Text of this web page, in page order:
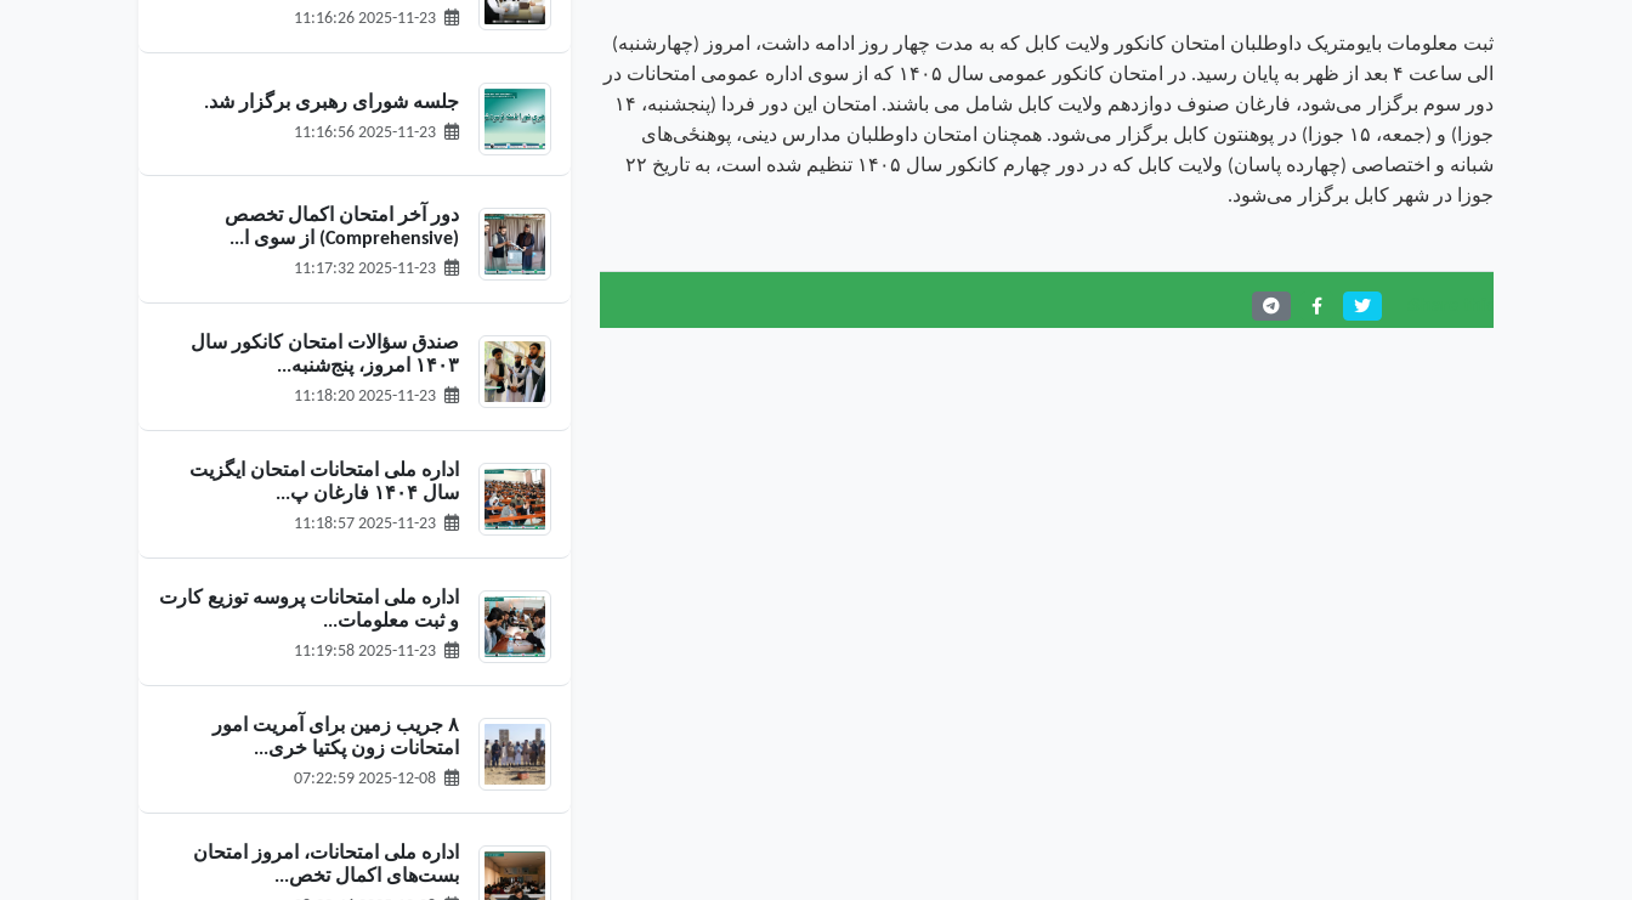
ثبت معلومات بایومتریک داوطلبان امتحان کانکور ولایت کابل که به مدت چهار روز ادامه داشت، امروز (چهارشنبه)
الی ساعت ۴ بعد از ظهر به پایان رسید. در امتحان کانکور عمومی سال ۱۴۰۵ که از سوی اداره عمومی امتحانات در
دور سوم برگزار می‌شود، فارغان صنوف دوازدهم ولایت کابل شامل می باشند. امتحان این دور فردا (پنجشنبه، ۱۴
جوزا) و (جمعه، ۱۵ جوزا) در پوهنتون کابل برگزار می‌شود. همچنان امتحان داوطلبان مدارس دینی، پوهنځی‌های
شبانه و اختصاصی (چهارده پاسان) ولایت کابل که در دور چهارم کانکور سال ۱۴۰۵ تنظیم شده است، به تاریخ ۲۲
جوزا در شهر کابل برگزار می‌شود.
جلسه شورای رهبری برگزار شد.
دور آخر امتحان اکمال تخصص
(Comprehensive) از سوی ا...
صندق سؤالات امتحان کانکور سال
۱۴۰۳ امروز، پنج‌شنبه...
اداره ملی امتحانات امتحان ایگزیت
سال ۱۴۰۴ فارغان پ...
اداره ملی امتحانات پروسه توزیع کارت‌
و ثبت معلومات...
۸ جریب زمین برای آمریت امور
امتحانات زون پکتیا خری...
اداره ملی امتحانات، امروز امتحان
بست‌های اکمال تخص...